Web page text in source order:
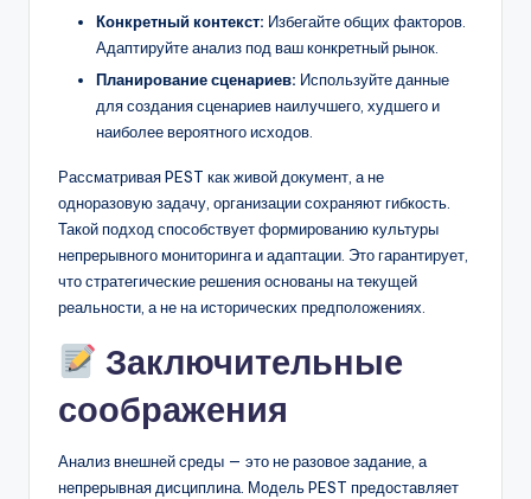
Конкретный контекст: Избегайте общих факторов.
Адаптируйте анализ под ваш конкретный рынок.
Планирование сценариев: Используйте данные
для создания сценариев наилучшего, худшего и
наиболее вероятного исходов.
Рассматривая PEST как живой документ, а не
одноразовую задачу, организации сохраняют гибкость.
Такой подход способствует формированию культуры
непрерывного мониторинга и адаптации. Это гарантирует,
что стратегические решения основаны на текущей
реальности, а не на исторических предположениях.
Заключительные
соображения
Анализ внешней среды — это не разовое задание, а
непрерывная дисциплина. Модель PEST предоставляет